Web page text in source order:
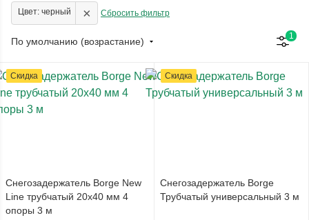
Цвет: черный × Сбросить фильтр
По умолчанию (возрастание) 1
Скидка
Снегозадержатель Borge New
Line трубчатый 20x40 мм 4
опоры 3 м
Скидка
Снегозадержатель Borge
Трубчатый универсальный 3 м